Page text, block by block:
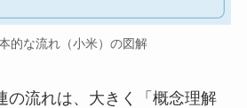
的な流れ（小米）の図解
の流れは、大きく「概念理解